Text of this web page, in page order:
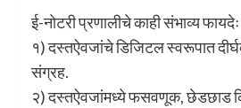
ई-नोटरी प्रणालीचे काही संभाव्य फायदेः
१) दस्तऐवजांचे डिजिटल स्वरूपात
संग्रह.
२) दस्तऐवजांमध्ये फसवणूक, छेडछाड